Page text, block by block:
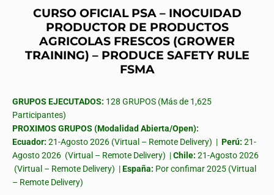
CURSO OFICIAL PSA – INOCUIDAD
PRODUCTOR DE PRODUCTOS
AGRICOLAS FRESCOS (GROWER
TRAINING) – PRODUCE SAFETY RULE
FSMA
GRUPOS EJECUTADOS: 128 GRUPOS (Más de 1,625
Participantes)
PROXIMOS GRUPOS (Modalidad Abierta/Open):
Ecuador: 21-Agosto 2026 (Virtual – Remote Delivery) | Perú: 21-
Agosto 2026 (Virtual – Remote Delivery) |Chile: 21-Agosto 2026
(Virtual – Remote Delivery) |España: Por confimar 2025 (Virtual
– Remote Delivery)